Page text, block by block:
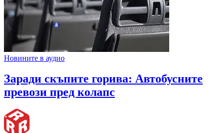
Новините в аудио
Заради скъпите горива: Автобусните
превози пред колапс